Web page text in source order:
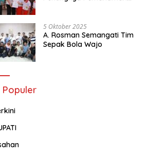
5 Oktober 2025
A. Rosman Semangati Tim
Sepak Bola Wajo
Populer